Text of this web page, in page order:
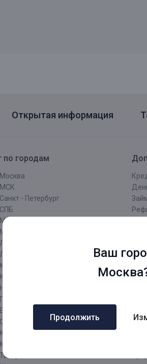
Ваш
Продолжить
Открытая информация
по городам
МСК
- Петербург
область
область
область
Новгород